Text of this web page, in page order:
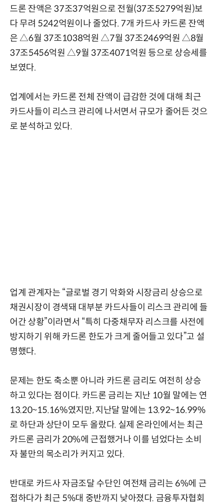
드론 잔액은 37조37억원으로 전월(37조5279억원)보
다 무려 5242억원이나 줄었다. 7개 카드사 카드론 잔액
은 △6월 37조1038억원 △7월 37조2469억원 △8월
37조5456억원 △9월 37조4071억원 등으로 상승세를
보였다.
업계에서는 카드론 전체 잔액이 급감한 것에 대해 최근
카드사들이 리스크 관리에 나서면서 규모가 줄어든 것으
로 분석하고 있다.
업계 관계자는 “글로벌 경기 악화와 시장금리 상승으로
채권시장이 경색돼 대부분 카드사들이 리스크 관리에 들
어간 상황”이라면서 “특히 다중채무자 리스크를 사전에
방지하기 위해 카드론 한도가 크게 줄어들고 있다”고 설
명했다.
문제는 한도 축소뿐 아니라 카드론 금리도 여전히 상승
하고 있다는 점이다. 카드론 금리는 지난 10월 말에는 연
13.20~15.16%였지만, 지난달 말에는 13.92~16.99%
로 하단과 상단이 모두 올랐다. 실제 온라인에서는 최근
카드론 금리가 20%에 근접했거나 이를 넘었다는 소비
자 불만의 목소리가 커지고 있다.
반대로 카드사 자금조달 수단인 여전채 금리는 6%에 근
접하다가 최근 5%대 중반까지 낮아졌다. 금융투자협회